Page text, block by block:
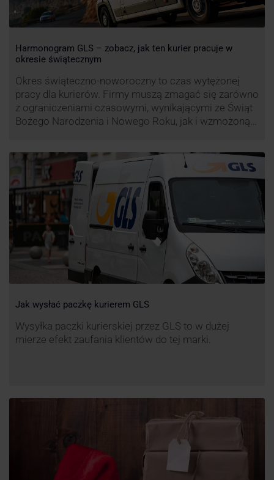
Harmonogram GLS – zobacz, jak ten kurier pracuje w
okresie świątecznym
Okres świąteczno-noworoczny to czas wytężonej
pracy dla kurierów. Firmy muszą zmagać się zarówno
z ograniczeniami czasowymi, wynikającymi ze Świąt
Bożego Narodzenia i Nowego Roku, jak i wzmożoną
firm. Zobacz harmonogram GLS na czas świąteczny!
Jak wysłać paczkę kurierem GLS
Wysyłka paczki kurierskiej przez GLS to w dużej
mierze efekt zaufania klientów do tej marki.